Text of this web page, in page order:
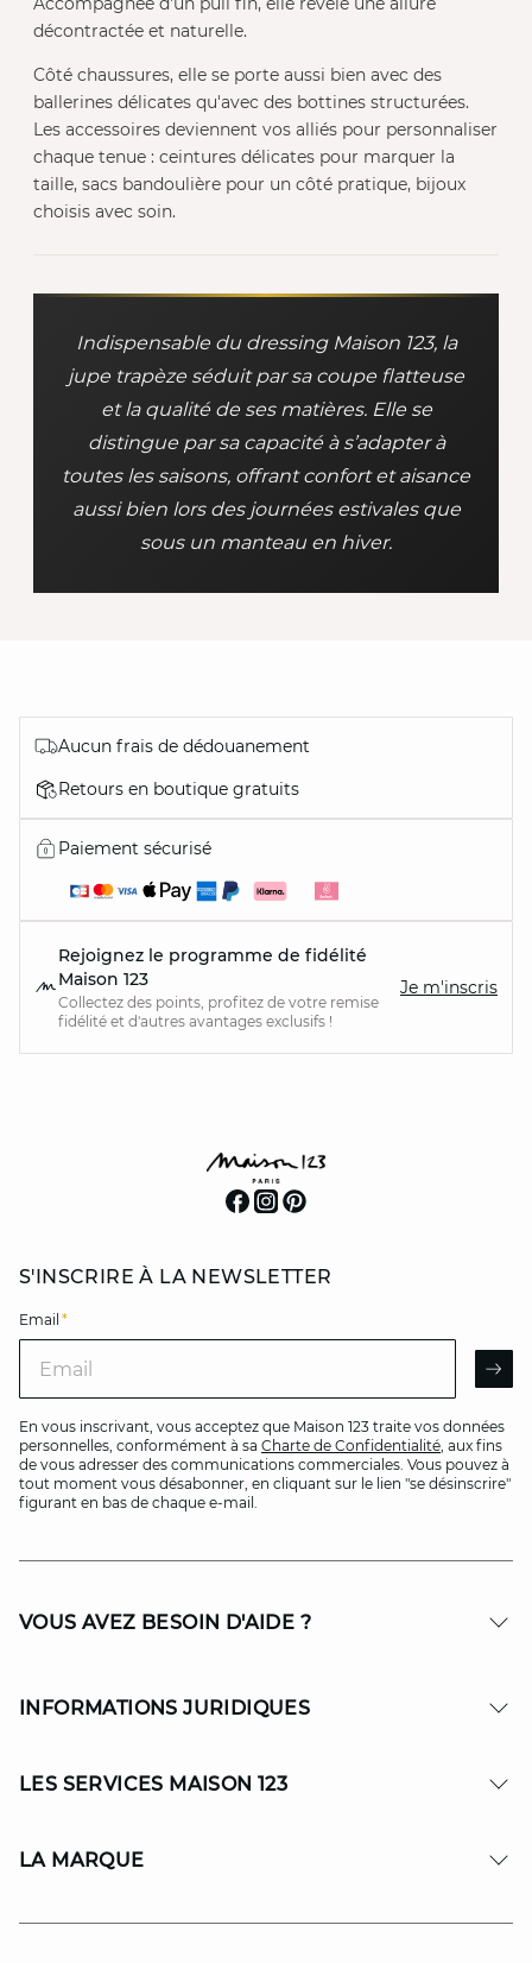
décontractée et naturelle.
Côté chaussures, elle se porte aussi bien avec des
ballerines délicates qu'avec des bottines structurées.
Les accessoires deviennent vos alliés pour personnaliser
chaque tenue : ceintures délicates pour marquer la
taille, sacs bandoulière pour un côté pratique, bijoux
choisis avec soin.
Indispensable du dressing Maison 123, la
jupe trapèze séduit par sa coupe flatteuse
et la qualité de ses matières. Elle se
distingue par sa capacité à s’adapter à
toutes les saisons, offrant confort et aisance
aussi bien lors des journées estivales que
sous un manteau en hiver.
Aucun frais de dédouanement
Retours en boutique gratuits
Paiement sécurisé
Rejoignez le programme de fidélité
Maison 123
Collectez des points, profitez de votre remise
fidélité et d'autres avantages exclusifs !
Je m'inscris
S'INSCRIRE À LA NEWSLETTER
Email *
En vous inscrivant, vous acceptez que Maison 123 traite vos données
personnelles, conformément à sa Charte de Confidentialité, aux fins
de vous adresser des communications commerciales. Vous pouvez à
tout moment vous désabonner, en cliquant sur le lien "se désinscrire"
figurant en bas de chaque e-mail.
VOUS AVEZ BESOIN D'AIDE ?
INFORMATIONS JURIDIQUES
LES SERVICES MAISON 123
LA MARQUE